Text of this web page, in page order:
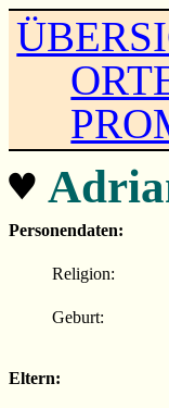
♥
Personendaten:
Religion:
Geburt:
Eltern: